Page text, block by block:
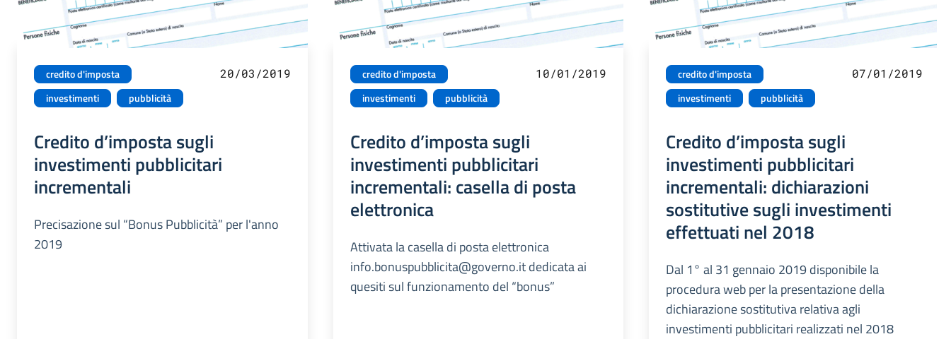
credito d'imposta
investimenti
pubblicità
20/03/2019
Credito d’imposta sugli
investimenti pubblicitari
incrementali
Precisazione sul “Bonus Pubblicità” per l'anno
2019
credito d'imposta
investimenti
pubblicità
10/01/2019
Credito d’imposta sugli
investimenti pubblicitari
incrementali: casella di posta
elettronica
Attivata la casella di posta elettronica
info.bonuspubblicita@governo.it dedicata ai
quesiti sul funzionamento del “bonus”
credito d'imposta
investimenti
pubblicità
07/01/2019
Credito d’imposta sugli
investimenti pubblicitari
incrementali: dichiarazioni
sostitutive sugli investimenti
effettuati nel 2018
Dal 1° al 31 gennaio 2019 disponibile la
procedura web per la presentazione della
dichiarazione sostitutiva relativa agli
investimenti pubblicitari realizzati nel 2018